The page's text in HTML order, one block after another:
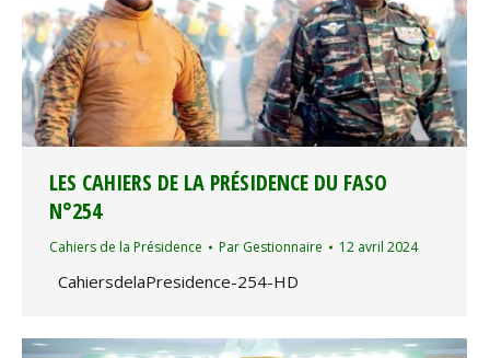
LES CAHIERS DE LA PRÉSIDENCE DU FASO
N°254
Cahiers de la Présidence Par Gestionnaire 12 avril 2024
CahiersdelaPresidence-254-HD